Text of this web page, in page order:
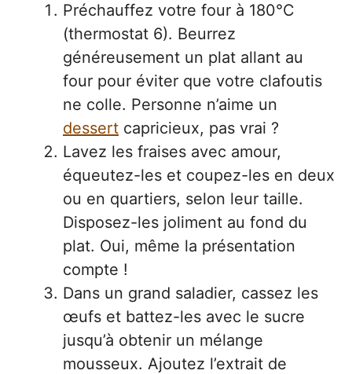
Préchauffez votre four à 180°C
(thermostat 6). Beurrez
généreusement un plat allant au
four pour éviter que votre clafoutis
ne colle. Personne n’aime un
dessert capricieux, pas vrai ?
Lavez les fraises avec amour,
équeutez-les et coupez-les en deux
ou en quartiers, selon leur taille.
Disposez-les joliment au fond du
plat. Oui, même la présentation
compte !
Dans un grand saladier, cassez les
œufs et battez-les avec le sucre
jusqu’à obtenir un mélange
mousseux. Ajoutez l’extrait de